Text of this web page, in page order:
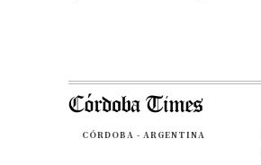
CÓRDOBA - ARGENTINA